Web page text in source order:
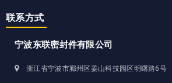
联系方式
宁波东联密封件有限公司
浙江省宁波市鄞州区姜山科技园区明曙路6号